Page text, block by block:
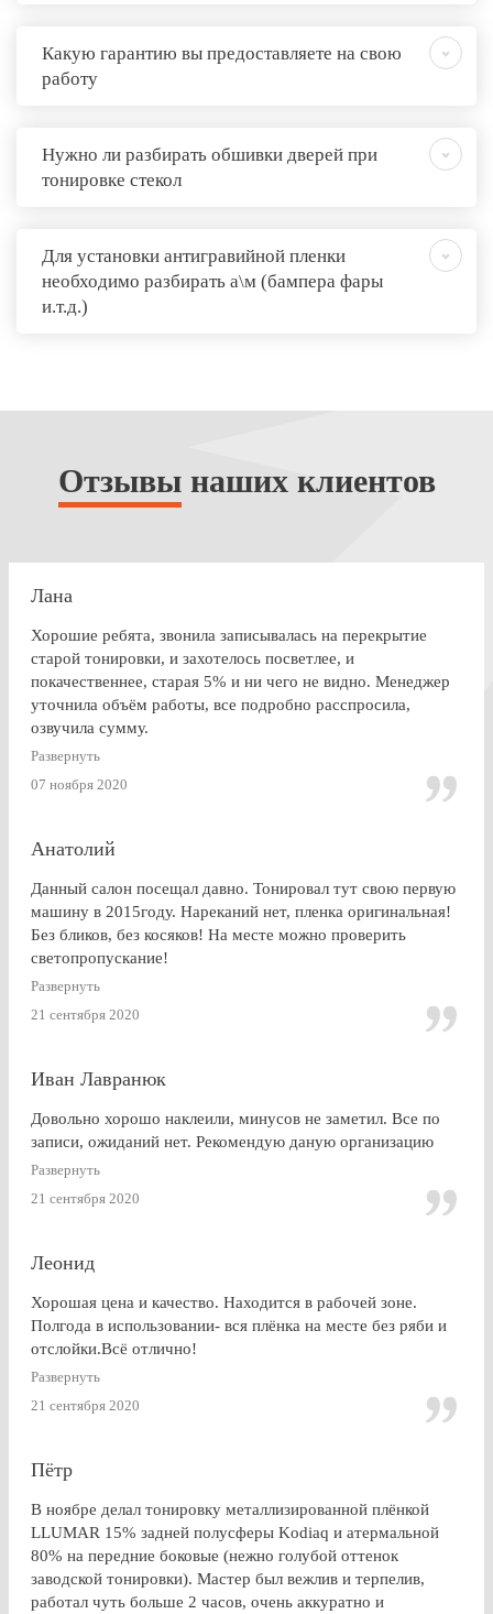
Какую гарантию вы предоставляете на свою
работу
Нужно ли разбирать обшивки дверей при
тонировке стекол
Для установки антигравийной пленки
необходимо разбирать а\м (бампера фары
и.т.д.)
Отзывынаших клиентов
Лана
Хорошие ребята, звонила записывалась на перекрытие
старой тонировки, и захотелось посветлее, и
покачественнее, старая 5% и ни чего не видно. Менеджер
уточнила объём работы, все подробно расспросила,
озвучила сумму.
По Работе и в целом претензии нет. Только опоздала к
завершении работ, машина ждала уже готовая меня. Жаль,
что заранее не позвонили.
Развернуть
07 ноября 2020
Анатолий
Данный салон посещал давно. Тонировал тут свою первую
машину в 2015году. Нареканий нет, пленка оригинальная!
Без бликов, без косяков! На месте можно проверить
светопропускание!
Развернуть
21 сентября 2020
Иван Лавранюк
Довольно хорошо наклеили, минусов не заметил. Все по
записи, ожиданий нет. Рекомендую даную организацию
Развернуть
21 сентября 2020
Леонид
Хорошая цена и качество. Находится в рабочей зоне.
Полгода в использовании- вся плёнка на месте без ряби и
отслойки.Всё отлично!
Развернуть
21 сентября 2020
Пётр
В ноябре делал тонировку металлизированной плёнкой
LLUMAR 15% задней полусферы Kodiaq и атермальной
80% на передние боковые (нежно голубой оттенок
заводской тонировки). Мастер был вежлив и терпелив,
работал чуть больше 2 часов, очень аккуратно и